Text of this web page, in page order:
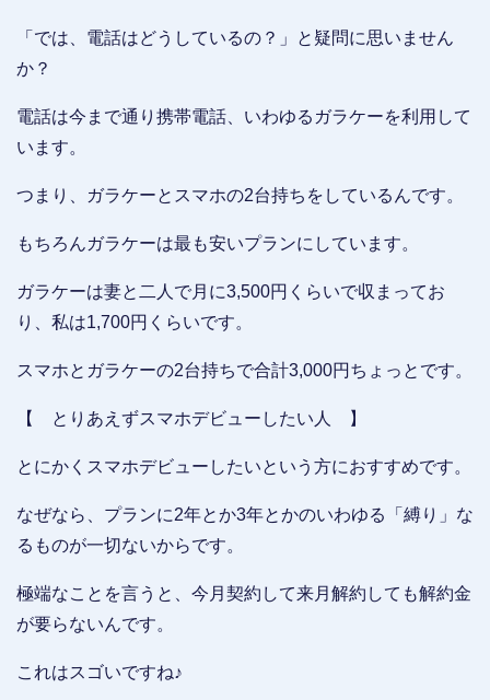
「では、電話はどうしているの？」と疑問に思いません
か？
電話は今まで通り携帯電話、いわゆるガラケーを利用して
います。
つまり、ガラケーとスマホの2台持ちをしているんです。
もちろんガラケーは最も安いプランにしています。
ガラケーは妻と二人で月に3,500円くらいで収まってお
り、私は1,700円くらいです。
スマホとガラケーの2台持ちで合計3,000円ちょっとです。
【 とりあえずスマホデビューしたい人 】
とにかくスマホデビューしたいという方におすすめです。
なぜなら、プランに2年とか3年とかのいわゆる「縛り」な
るものが一切ないからです。
極端なことを言うと、今月契約して来月解約しても解約金
が要らないんです。
これはスゴいですね♪